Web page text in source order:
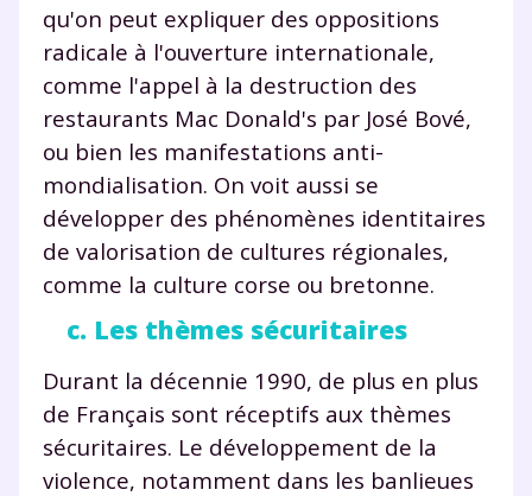
qu'on peut expliquer des oppositions
radicale à l'ouverture internationale,
comme l'appel à la destruction des
restaurants Mac Donald's par José Bové,
ou bien les manifestations anti-
mondialisation. On voit aussi se
développer des phénomènes identitaires
de valorisation de cultures régionales,
comme la culture corse ou bretonne.
c. Les thèmes sécuritaires
Durant la décennie 1990, de plus en plus
de Français sont réceptifs aux thèmes
sécuritaires. Le développement de la
violence, notamment dans les banlieues